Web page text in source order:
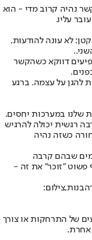
נהיה קרוב מדי - הוא
עליו.
לא עונה להודעות,
דווקא כשהקשר
להגן על עצמה. ברגע
שלנו במערכות יחסים.
רגשית יכולה להרגיש
כשזה נהיה
שבהם קרבה
פשוט "זוכר" את זה -
של התרחקות או צורך
אחרת.